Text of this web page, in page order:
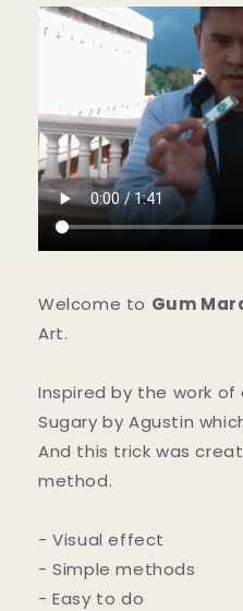
を
を
や
す
Welcome to Gum
Art.
Inspired by the work
Sugary by Agustin
And this trick was
method.
- Visual effect
- Simple methods
- Easy to do